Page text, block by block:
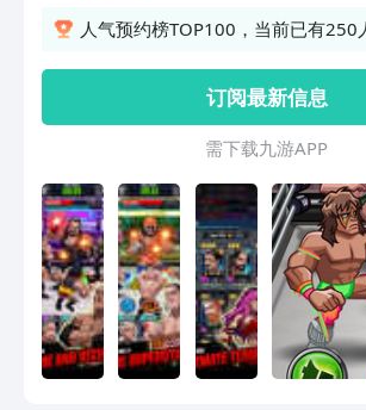
控制和真棒游戏玩创造了
迷相结合的独特的格斗
声：PRO格斗游戏特点
惊人的角度拍摄玩家-
个性化体验让人惊讶的
的环境- 激烈的转弯沿写
项，让您的播放器的名
的-Awesome投给一个
戏的比赛中释放你的终极
超级明星卡，建立你的
冠军~ 为了成为最棒的
立自己的团队，掌管世
点击进行攻击，解锁新
并增强你的力量解锁每
——即使不在线的时候
团队将会一直保持战斗
戏被关闭的时候也是在
人气预约榜TOP100，当前已有250
订阅最新信息
需 下 载 九 游 A P P